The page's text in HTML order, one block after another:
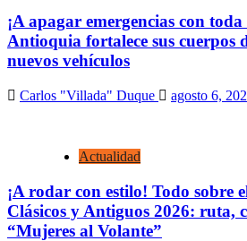
¡A apagar emergencias con
Antioquia fortalece sus cuerpos
nuevos vehículos
Carlos "Villada" Duque agosto 6,
Actualidad
¡A rodar con estilo! Todo sobre
Clásicos y Antiguos 2026: ruta,
“Mujeres al Volante”